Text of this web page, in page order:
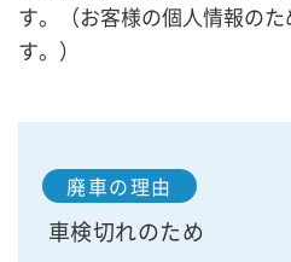
す。（お客様の個人情報の
す。）
廃車の理由
車検切れのため